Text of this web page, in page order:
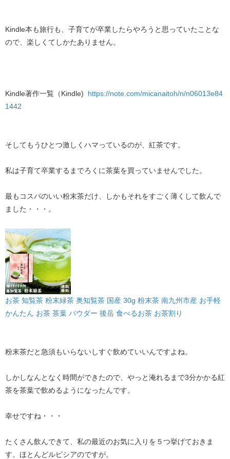
Kindle本も旅行も、子育てが卒業したらやろうと思っていたことな
ので、楽しくてしかたありません。
Kindle著作一覧（Kindle)
https://note.com/micanaitoh/n/n06013e84
1442
そしてもうひとつ激しくハマっているのが、紅茶です。
私は子育て卒業するまでろくに茶葉を買っていませんでした。
最もコスパのいい粉末茶だけ、しかもそれをすごく薄くして飲んで
ました・・・。
お茶 知覧茶 粉末緑茶 奥知覧茶 国産 30g 粉末茶 南九州市産 お手軽
かんたん お茶 茶葉 パウダー 後岳 食べるお茶 お茶割り
粉末茶だと急須もいらないしすぐ飲めていいんですよね。
しかしなんとなく時間ができたので、やっと淹れるまで3分かかる紅
茶を茶葉で飲めるようになったんです。
幸せですね・・・
たくさん飲んできて、私の最近のお気に入りを５つ挙げておきま
す。ほとんどルピシアのですが。